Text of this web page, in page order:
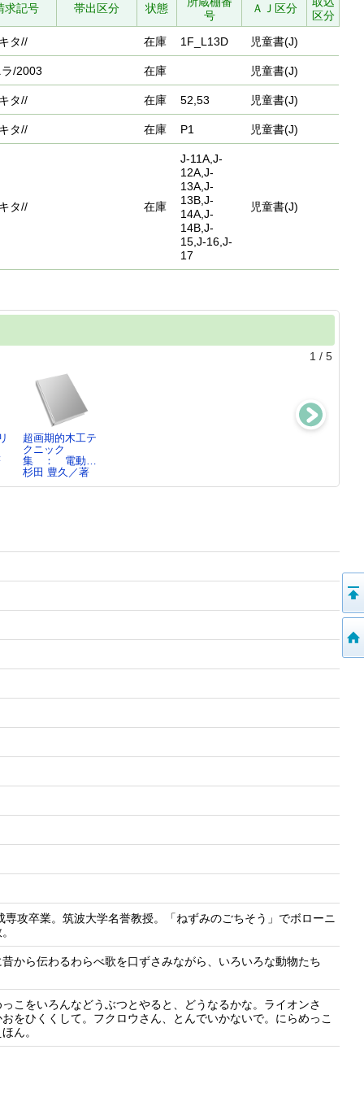
求記号 帯出区分 状態
号
ＡＪ区分
区分
タ//
在庫 1F_L13D 児童書(J)
/2003 在庫 児童書(J)
タ// 在庫 52,53 児童書(J)
タ// 在庫 P1 児童書(J)
タ// 在庫
J-11A,J-
12A,J-
13A,J-
13B,J-
14A,J-
14B,J-
15,J-16,J-
17
児童書(J)
1 / 5
超画期的木工テ
クニック
集 ： 電動…
杉田 豊久／著
…
…
攻卒業。筑波大学名誉教授。「ねずみのごちそう」でボローニ
から伝わるわらべ歌を口ずさみながら、いろいろな動物たち
こをいろんなどうぶつとやると、どうなるかな。ライオンさ
をひくくして。フクロウさん、とんでいかないで。にらめっこ
ん。